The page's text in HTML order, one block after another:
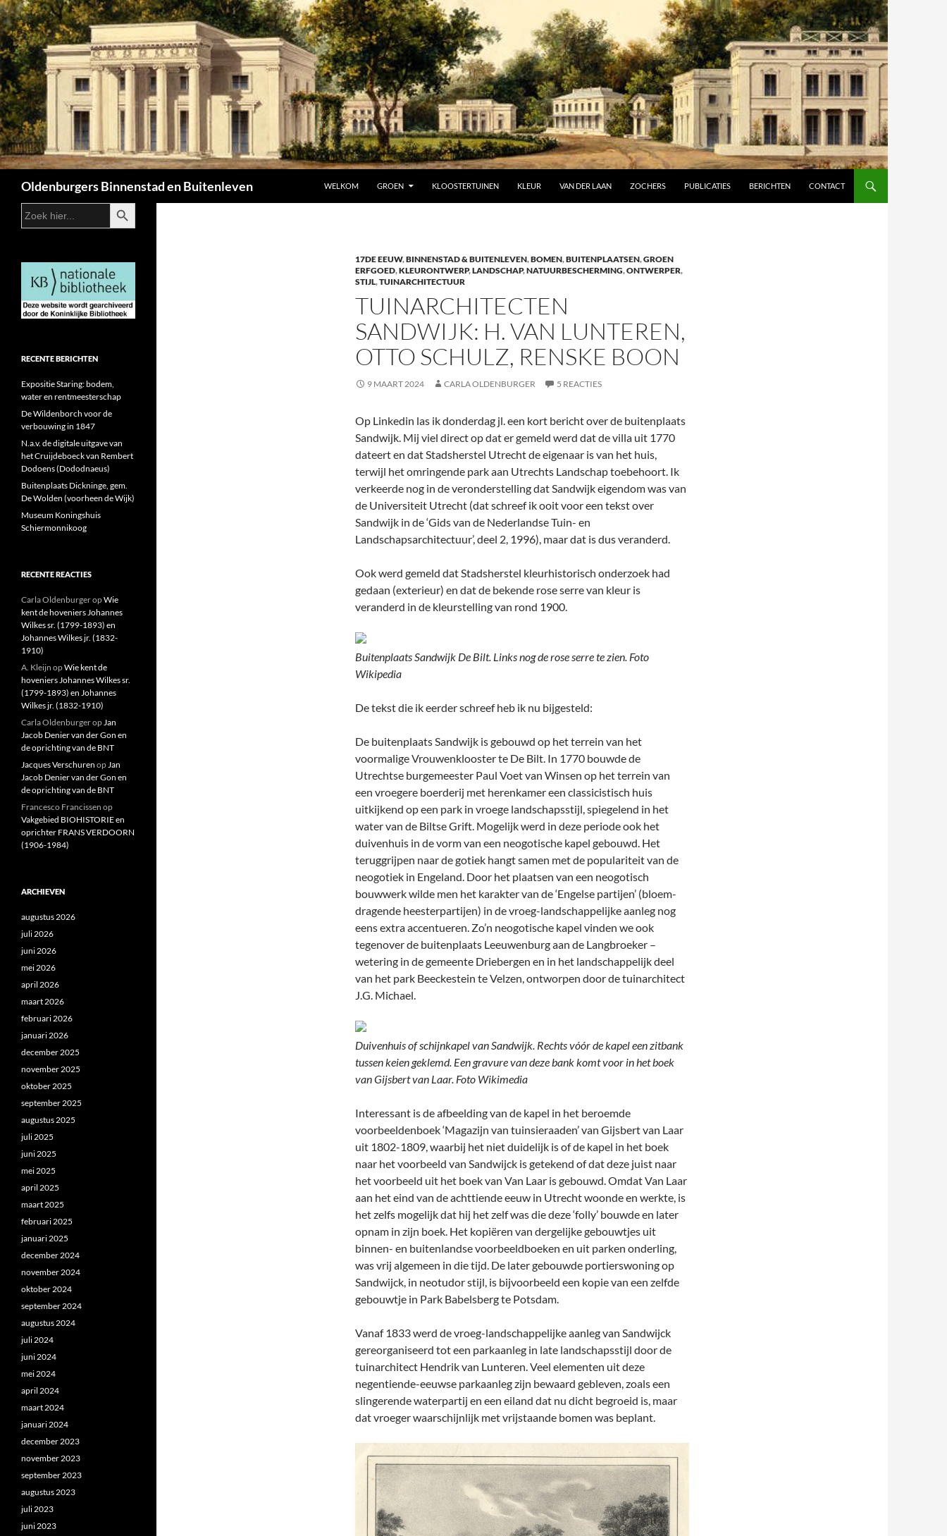
Oldenburgers Binnenstad en Buitenleven
WELKOM
GROEN KLOOSTERTUINEN KLEUR VAN DER LAAN ZOCHERS PUBLICATIES BERICHTEN CONTACT
17DE EEUW,BINNENSTAD & BUITENLEVEN,BOMEN,BUITENPLAATSEN,GROEN
ERFGOED,KLEURONTWERP,LANDSCHAP,NATUURBESCHERMING,ONTWERPER,
STIJL,TUINARCHITECTUUR
TUINARCHITECTEN
SANDWIJK: H. VAN LUNTEREN,
OTTO SCHULZ, RENSKE BOON
9 MAART 2024 CARLA OLDENBURGER 5 REACTIES
Op Linkedin las ik donderdag jl. een kort bericht over de buitenplaats
Sandwijk. Mij viel direct op dat er gemeld werd dat de villa uit 1770
dateert en dat Stadsherstel Utrecht de eigenaar is van het huis,
terwijl het omringende park aan Utrechts Landschap toebehoort. Ik
verkeerde nog in de veronderstelling dat Sandwijk eigendom was van
de Universiteit Utrecht (dat schreef ik ooit voor een tekst over
Sandwijk in de ‘Gids van de Nederlandse Tuin- en
Landschapsarchitectuur’, deel 2, 1996), maar dat is dus veranderd.
Ook werd gemeld dat Stadsherstel kleurhistorisch onderzoek had
gedaan (exterieur) en dat de bekende rose serre van kleur is
veranderd in de kleurstelling van rond 1900.
Buitenplaats Sandwijk De Bilt. Links nog de rose serre te zien. Foto
Wikipedia
De tekst die ik eerder schreef heb ik nu bijgesteld:
De buitenplaats Sandwijk is gebouwd op het terrein van het
voormalige Vrouwenklooster te De Bilt. In 1770 bouwde de
Utrechtse burgemeester Paul Voet van Winsen op het terrein van
een vroegere boerderij met herenkamer een classicistisch huis
uitkijkend op een park in vroege landschapsstijl, spiegelend in het
water van de Biltse Grift. Mogelijk werd in deze periode ook het
duivenhuis in de vorm van een neogotische kapel gebouwd. Het
teruggrijpen naar de gotiek hangt samen met de populariteit van de
neogotiek in Engeland. Door het plaatsen van een neogotisch
bouwwerk wilde men het karakter van de ‘Engelse partijen’ (bloem-
dragende heesterpartijen) in de vroeg-landschappelijke aanleg nog
eens extra accentueren. Zo’n neogotische kapel vinden we ook
tegenover de buitenplaats Leeuwenburg aan de Langbroeker –
wetering in de gemeente Driebergen en in het landschappelijk deel
van het park Beeckestein te Velzen, ontworpen door de tuinarchitect
J.G. Michael.
Duivenhuis of schijnkapel van Sandwijk. Rechts vóór de kapel een zitbank
tussen keien geklemd. Een gravure van deze bank komt voor in het boek
van Gijsbert van Laar. Foto Wikimedia
Interessant is de afbeelding van de kapel in het beroemde
voorbeeldenboek ‘Magazijn van tuinsieraaden’ van Gijsbert van Laar
uit 1802-1809, waarbij het niet duidelijk is of de kapel in het boek
naar het voorbeeld van Sandwijck is getekend of dat deze juist naar
het voorbeeld uit het boek van Van Laar is gebouwd. Omdat Van Laar
aan het eind van de achttiende eeuw in Utrecht woonde en werkte, is
het zelfs mogelijk dat hij het zelf was die deze ‘folly’ bouwde en later
opnam in zijn boek. Het kopiëren van dergelijke gebouwtjes uit
binnen- en buitenlandse voorbeeldboeken en uit parken onderling,
was vrij algemeen in die tijd. De later gebouwde portierswoning op
Sandwijck, in neotudor stijl, is bijvoorbeeld een kopie van een zelfde
gebouwtje in Park Babelsberg te Potsdam.
Vanaf 1833 werd de vroeg-landschappelijke aanleg van Sandwijck
gereorganiseerd tot een parkaanleg in late landschapsstijl door de
tuinarchitect Hendrik van Lunteren. Veel elementen uit deze
negentiende-eeuwse parkaanleg zijn bewaard gebleven, zoals een
slingerende waterpartij en een eiland dat nu dicht begroeid is, maar
dat vroeger waarschijnlijk met vrijstaande bomen was beplant.
Zoek
naar:
ZOEKKNOP
RECENTE BERICHTEN
Expositie Staring: bodem,
water en rentmeesterschap
De Wildenborch voor de
verbouwing in 1847
N.a.v. de digitale uitgave van
het Cruijdeboeck van Rembert
Dodoens (Dododnaeus)
Buitenplaats Dickninge, gem.
De Wolden (voorheen de Wijk)
Museum Koningshuis
Schiermonnikoog
RECENTE REACTIES
Carla OldenburgeropWie
kent de hoveniers Johannes
Wilkes sr. (1799-1893) en
Johannes Wilkes jr. (1832-
1910)
A. Kleijn opWie kent de
hoveniers Johannes Wilkes sr.
(1799-1893) en Johannes
Wilkes jr. (1832-1910)
Carla Oldenburgerop Jan
Jacob Denier van der Gon en
de oprichting van de BNT
Jacques Verschuren op Jan
Jacob Denier van der Gon en
de oprichting van de BNT
Francesco Francissen op
Vakgebied BIOHISTORIE en
oprichter FRANS VERDOORN
(1906-1984)
ARCHIEVEN
augustus 2026
juli 2026
juni 2026
mei 2026
april 2026
maart 2026
februari 2026
januari 2026
december 2025
november 2025
oktober 2025
september 2025
augustus 2025
juli 2025
juni 2025
mei 2025
april 2025
maart 2025
februari 2025
januari 2025
december 2024
november 2024
oktober 2024
september 2024
augustus 2024
juli 2024
juni 2024
mei 2024
april 2024
maart 2024
januari 2024
december 2023
november 2023
september 2023
augustus 2023
juli 2023
juni 2023